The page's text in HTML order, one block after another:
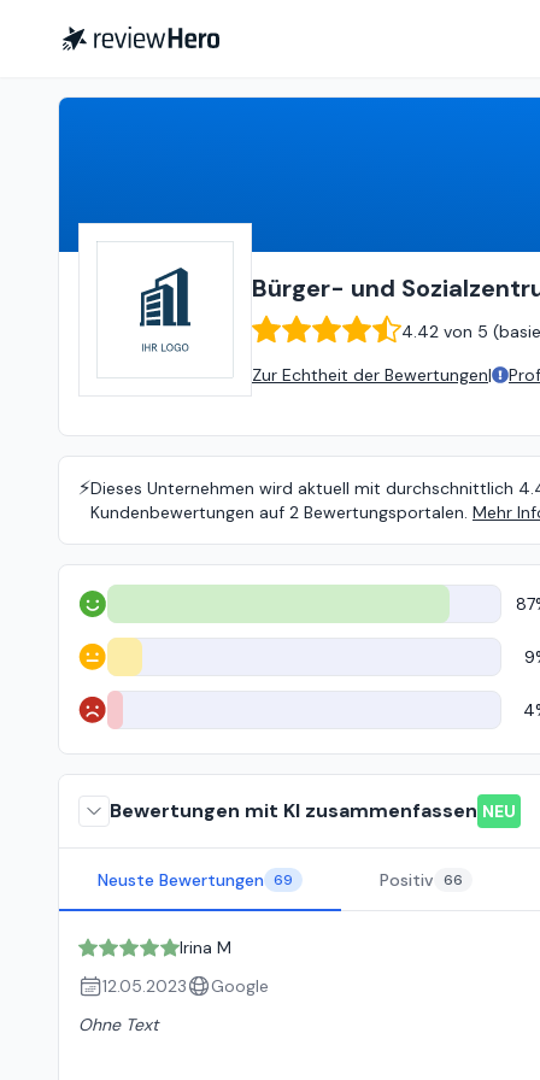
Bürger- und
4.42 von 5 (
Zur Echtheit der Bewertungen|
⚡️Dieses Unternehmen wird aktuell mit durchschnittlich
Kundenbewertungen auf 2 Bewertungsportalen. Mehr
Positiv
Neutral
Negativ
Bewertungen mit KI zusammenfassen NEU
Neuste Bewertungen 69 Positiv 66
Irina M
12.05.2023
Google
Ohne Text